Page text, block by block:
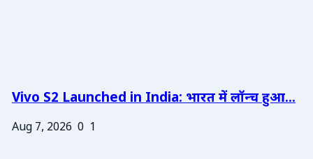
Vivo S2 Launched in India: भारत में लॉन्च हुआ...
Aug 7, 2026 0 1